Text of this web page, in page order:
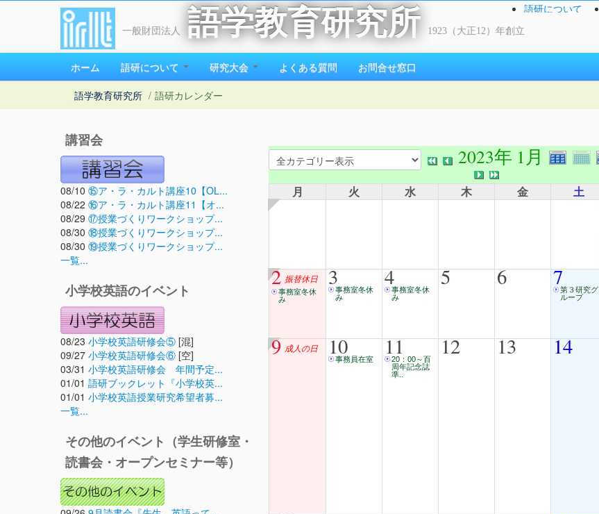
一般財団法人 語学教育研究所 1923（大正12）年創立
語研について
ホーム 語研について 研究大会 よくある質問 お問合せ窓口
語学教育研究所 / 語研カレンダー
講習会
08/10 ⑮ア・ラ・カルト講座10【OL...
08/22 ⑯ア・ラ・カルト講座11【オ...
08/29 ⑰授業づくりワークショップ...
08/30 ⑱授業づくりワークショップ...
08/30 ⑲授業づくりワークショップ...
一覧...
小学校英語のイベント
08/23 小学校英語研修会⑤ [混]
09/27 小学校英語研修会⑥ [空]
03/31 小学校英語研修会 年間予定...
01/01 語研ブックレット『小学校英...
01/01 小学校英語授業研究希望者募...
一覧...
その他のイベント（学生研修室・
読書会・オープンセミナー等）
2023年 1月
月 火 水 木 金 土
2 振替休日
事務室冬休
み
3事務室冬休
み
4事務室冬休
み
5 6 7第３研究グ
ループ
9 成人の日 10
事務員在室 11
20：00～百
周年記念誌
準..
12 13 14